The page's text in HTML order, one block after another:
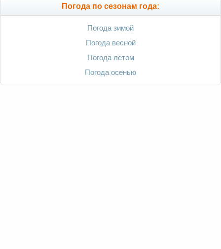
Погода по сезонам года:
Погода зимой
Погода весной
Погода летом
Погода осенью